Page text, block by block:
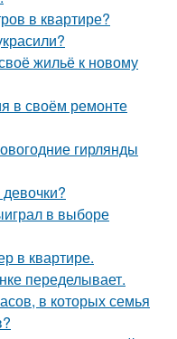
в квартире?
жильё к новому
в своём ремонте
гирлянды
в выборе
в квартире.
переделывает.
в которых семья